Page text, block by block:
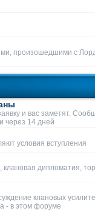
произошедшими с
и вас заметят.
через 14 дней
условия вступления
дипломатия,
клановых
- в этом форуме